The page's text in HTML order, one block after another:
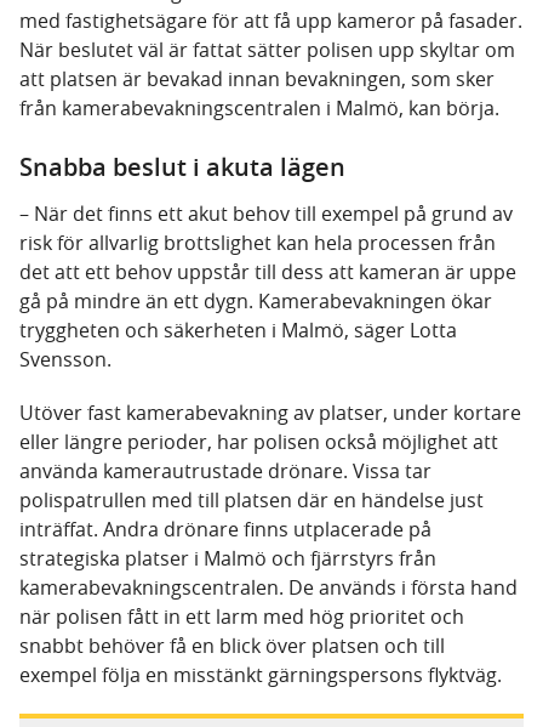
med fastighetsägare för att få upp kameror på fasader.
När beslutet väl är fattat sätter polisen upp skyltar om
att platsen är bevakad innan bevakningen, som sker
från kamerabevakningscentralen i Malmö, kan börja.
Snabba beslut i akuta lägen
– När det finns ett akut behov till exempel på grund av
risk för allvarlig brottslighet kan hela processen från
det att ett behov uppstår till dess att kameran är uppe
gå på mindre än ett dygn. Kamerabevakningen ökar
tryggheten och säkerheten i Malmö, säger Lotta
Svensson.
Utöver fast kamerabevakning av platser, under kortare
eller längre perioder, har polisen också möjlighet att
använda kamerautrustade drönare. Vissa tar
polispatrullen med till platsen där en händelse just
inträffat. Andra drönare finns utplacerade på
strategiska platser i Malmö och fjärrstyrs från
kamerabevakningscentralen. De används i första hand
när polisen fått in ett larm med hög prioritet och
snabbt behöver få en blick över platsen och till
exempel följa en misstänkt gärningspersons flyktväg.